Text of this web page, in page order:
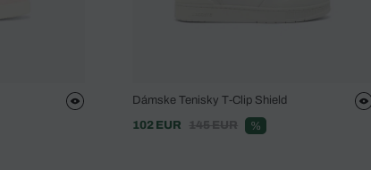
Dámske Tenisky T-Clip Shield
102 EUR
145 EUR %